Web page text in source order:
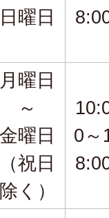
日曜日
月曜日
～
金曜日
（祝日
除く）
0～